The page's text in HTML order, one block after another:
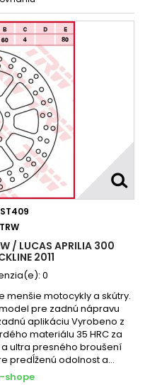
TRW
/ LUCAS APRILIA 300
2011
0
menšie motocykly a skútry.
pre zadnú nápravu
aplikáciu Vyrobeno z
materiálu 35 HRC za
ultra presného broušení
predĺženú odolnost a...
shope